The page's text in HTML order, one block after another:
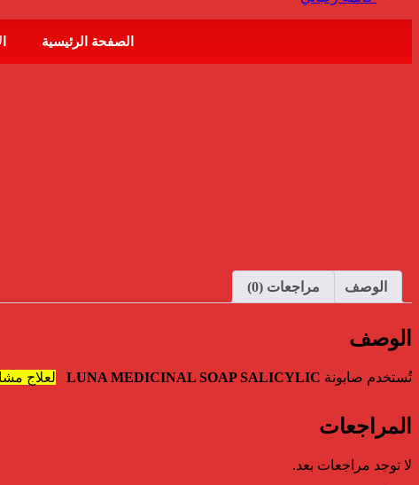
الصفحة الرئيسية
الوصف مراجعات (0)
الوصف
تُستخدم صابونة LUNA MEDICINAL SOAP SALICYLIC لعلاج
المراجعات
لا توجد مراجعات بعد.